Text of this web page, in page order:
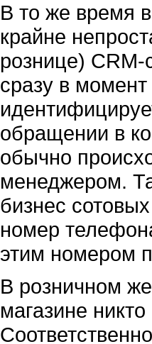
В то же время
крайне
рознице) CRM-
сразу в
обращении в
обычно
менеджером.
бизнес
номер
этим номером
В розничном
магазине